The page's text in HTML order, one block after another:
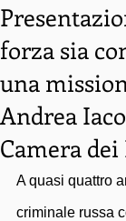
forza sia
una
Andrea
Camera
A quasi quattro
criminale russa